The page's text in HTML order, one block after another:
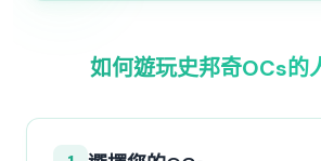
如何遊玩史邦奇OCs的